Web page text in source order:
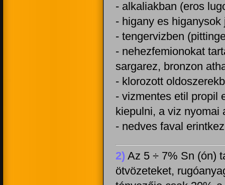
- alkaliakban (eros
- higany es higanysok
- tengervizben
- nehezfemionokat
sargarez, bronzon
- klorozott
- vizmentes etil propil
kiepulni, a viz nyomai
- nedves faval
2) Az 5 ÷ 7% Sn (ón)
ötvözeteket,